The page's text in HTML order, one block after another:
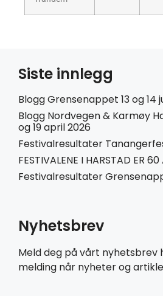
Siste innlegg
Blogg Grensenappet 13 og 14
Blogg Nordvegen & Karmøy
og 19 april 2026
Festivalresultater
FESTIVALENE I HARSTAD ER
Festivalresultater
Nyhetsbrev
Meld deg på vårt nyhetsbrev
melding når nyheter og